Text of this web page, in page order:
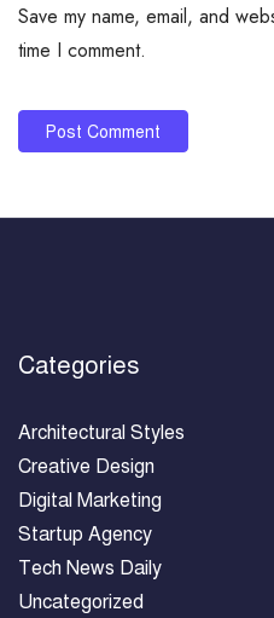
Save my name, email, and
time I comment.
Categories
Architectural Styles
Creative Design
Digital Marketing
Startup Agency
Tech News Daily
Uncategorized